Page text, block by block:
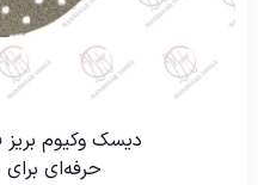
دیسک وکیوم بریز
حرفه‌ای